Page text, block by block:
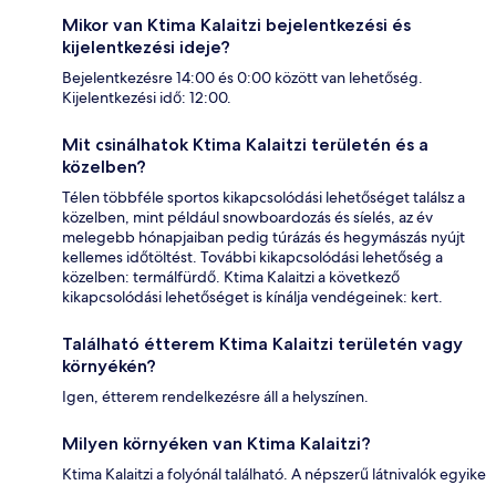
Mikor van Ktima Kalaitzi bejelentkezési és
kijelentkezési ideje?
Bejelentkezésre 14:00 és 0:00 között van lehetőség.
Kijelentkezési idő: 12:00.
Mit csinálhatok Ktima Kalaitzi területén és a
közelben?
Télen többféle sportos kikapcsolódási lehetőséget találsz a
közelben, mint például snowboardozás és síelés, az év
melegebb hónapjaiban pedig túrázás és hegymászás nyújt
kellemes időtöltést. További kikapcsolódási lehetőség a
közelben: termálfürdő. Ktima Kalaitzi a következő
kikapcsolódási lehetőséget is kínálja vendégeinek: kert.
Található étterem Ktima Kalaitzi területén vagy
környékén?
Igen, étterem rendelkezésre áll a helyszínen.
Milyen környéken van Ktima Kalaitzi?
Ktima Kalaitzi a folyónál található. A népszerű látnivalók egyike